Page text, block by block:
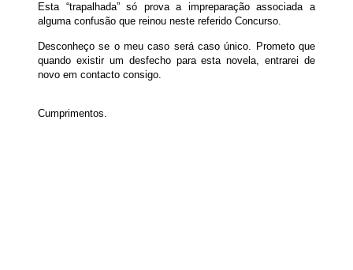
Esta “trapalhada” só prova a impreparação associada a
alguma confusão que reinou neste referido Concurso.
Desconheço se o meu caso será caso único. Prometo que
quando existir um desfecho para esta novela, entrarei de
novo em contacto consigo.
Cumprimentos.